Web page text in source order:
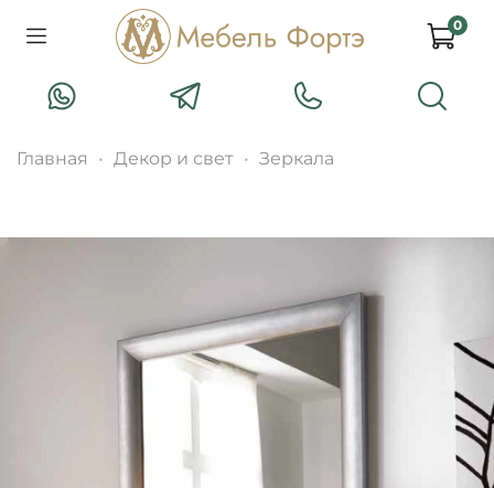
0
Главная Декор и свет Зеркала